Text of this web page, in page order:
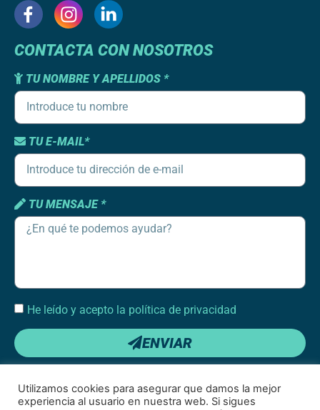
CONTACTA CON NOSOTROS
TU NOMBRE Y APELLIDOS *
TU E-MAIL*
TU MENSAJE *
He leído y acepto la política de privacidad
ENVIAR
Utilizamos cookies para asegurar que damos la mejor
experiencia al usuario en nuestra web. Si sigues